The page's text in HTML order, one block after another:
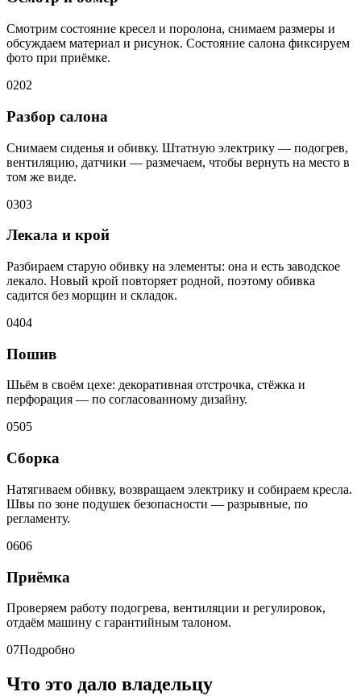
Смотрим состояние кресел и поролона, снимаем размеры и
обсуждаем материал и рисунок. Состояние салона фиксируем
фото при приёмке.
0202
Разбор салона
Снимаем сиденья и обивку. Штатную электрику — подогрев,
вентиляцию, датчики — размечаем, чтобы вернуть на место в
том же виде.
0303
Лекала и крой
Разбираем старую обивку на элементы: она и есть заводское
лекало. Новый крой повторяет родной, поэтому обивка
садится без морщин и складок.
0404
Пошив
Шьём в своём цехе: декоративная отстрочка, стёжка и
перфорация — по согласованному дизайну.
0505
Сборка
Натягиваем обивку, возвращаем электрику и собираем кресла.
Швы по зоне подушек безопасности — разрывные, по
регламенту.
0606
Приёмка
Проверяем работу подогрева, вентиляции и регулировок,
отдаём машину с гарантийным талоном.
07Подробно
Что это дало владельцу